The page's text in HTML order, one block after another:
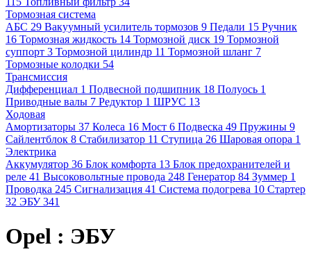
Тормозная система
АБС 29 Вакуумный усилитель тормозов 9 Педали 15 Ручник
16 Тормозная жидкость 14 Тормозной диск 19 Тормозной
суппорт 3 Тормозной цилиндр 11 Тормозной шланг 7
Тормозные колодки 54
Трансмиссия
Дифференциал 1 Подвесной подшипник 18 Полуось 1
Приводные валы 7 Редуктор 1 ШРУС 13
Ходовая
Амортизаторы 37 Колеса 16 Мост 6 Подвеска 49 Пружины 9
Сайлентблок 8 Стабилизатор 11 Ступица 26 Шаровая опора 1
Электрика
Аккумулятор 36 Блок комфорта 13 Блок предохранителей и
реле 41 Высоковольтные провода 248 Генератор 84 Зуммер 1
Проводка 245 Сигнализация 41 Система подогрева 10 Стартер
32 ЭБУ 341
Opel : ЭБУ